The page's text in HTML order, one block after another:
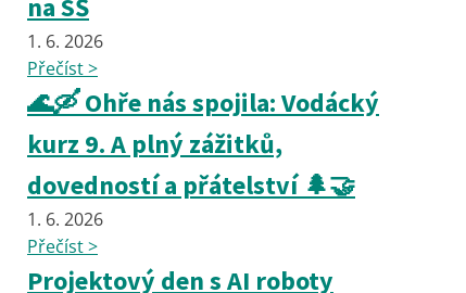
na SŠ
1. 6. 2026
Přečíst >
🌊🛶 Ohře nás spojila: Vodácký
kurz 9. A plný zážitků,
dovedností a přátelství 🌲🤝
1. 6. 2026
Přečíst >
Projektový den s AI roboty